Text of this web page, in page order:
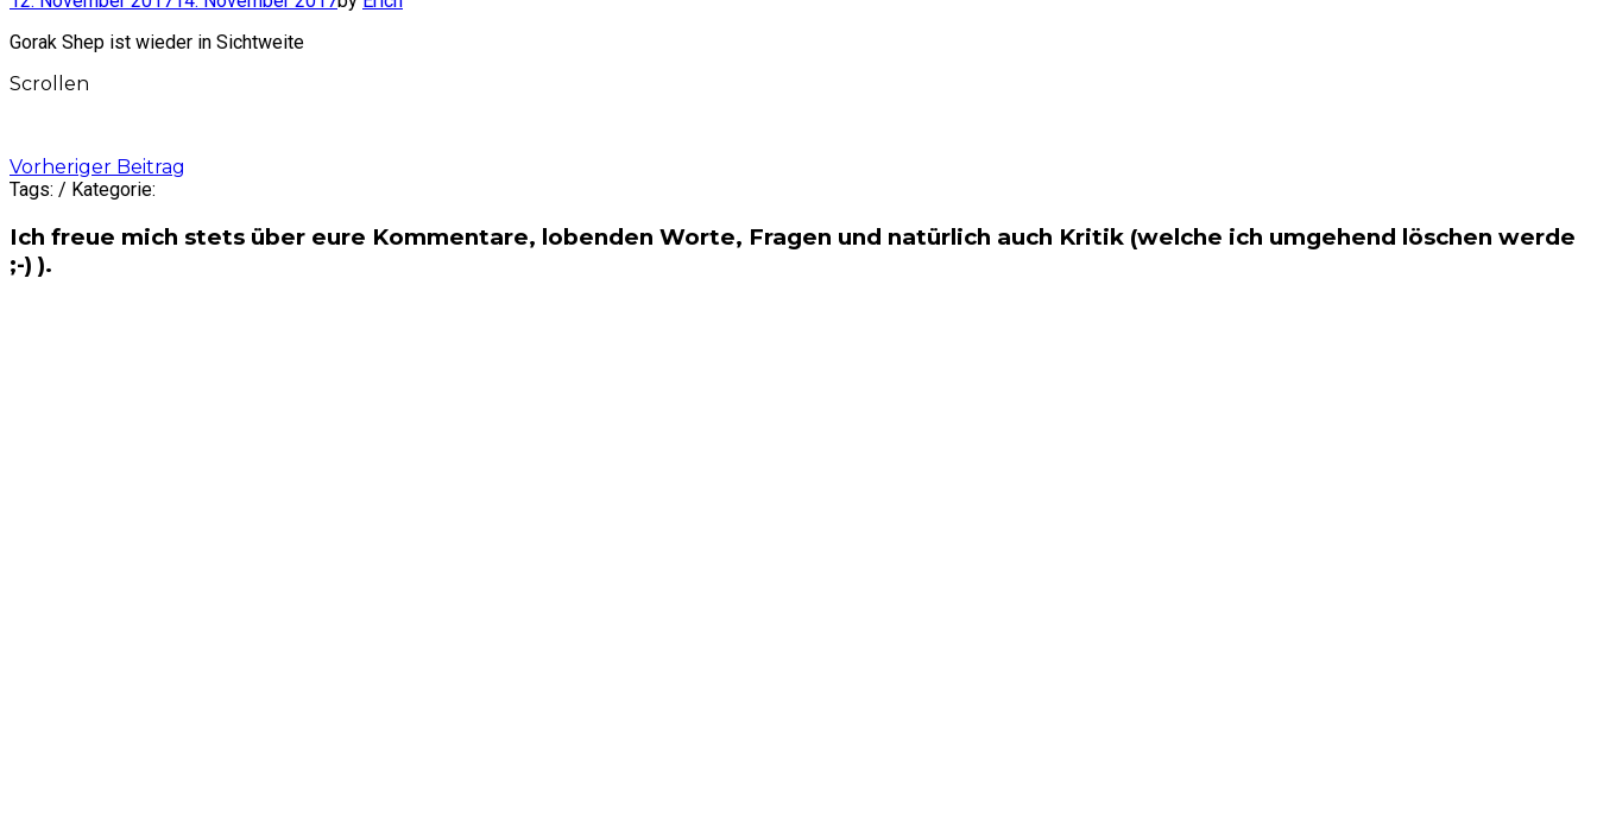
Gorak Shep ist wieder in Sichtweite
Scrollen
Post
navigation
Vorheriger Beitrag
Tags: / Kategorie:
Ich freue mich stets über eure Kommentare, lobenden Worte, Fragen und natürlich auch Kritik (welche ich umgehend löschen werde
;-) ).